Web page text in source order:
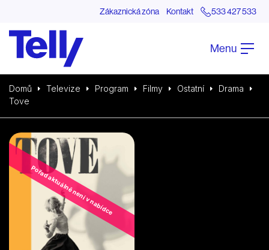
Zákaznická zóna Kontakt 533 427 533
Menu
Domů Televize Program Filmy Ostatní
Drama
Tove
Pořad aktuálně není v nabídce